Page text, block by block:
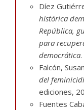
Díez
histórica
República,
para
democrática
Falcón,
del
ediciones,
Fuentes